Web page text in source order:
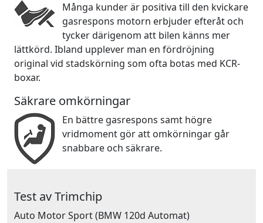
Många kunder är positiva till den kvickare
gasrespons motorn erbjuder efteråt och
tycker därigenom att bilen känns mer
lättkörd. Ibland upplever man en fördröjning
original vid stadskörning som ofta botas med KCR-
boxar.
Säkrare omkörningar
En bättre gasrespons samt högre
vridmoment gör att omkörningar går
snabbare och säkrare.
Test av Trimchip
Auto Motor Sport(BMW 120d Automat)